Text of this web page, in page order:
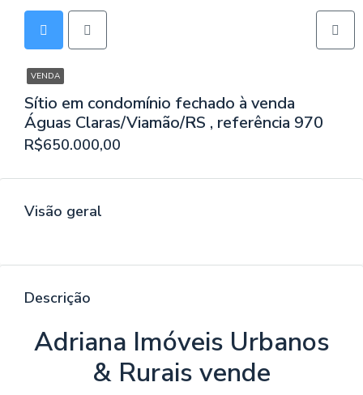
VENDA
Sítio em condomínio fechado à venda
Águas Claras/Viamão/RS , referência 970
R$650.000,00
Visão geral
Descrição
Adriana Imóveis Urbanos
& Rurais vende